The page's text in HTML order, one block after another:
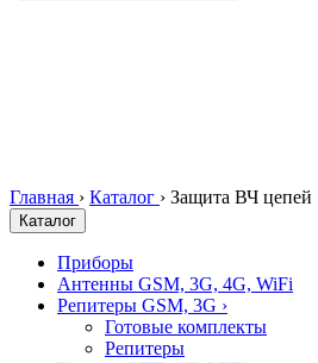
Главная › Каталог › Защита ВЧ цепей
Каталог
Приборы
Антенны GSM, 3G, 4G, WiFi
Репитеры GSM, 3G ›
Готовые комплекты
Репитеры